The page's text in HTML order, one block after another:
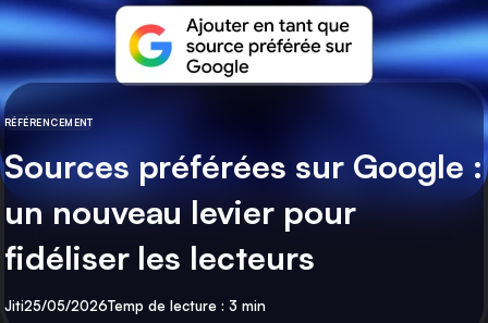
CATÉGORIE
RÉFÉRENCEMENT
Sources préférées sur Google :
un nouveau levier pour
fidéliser les lecteurs
Par
JitiPublié
25/05/2026Temp de lecture : 3 min